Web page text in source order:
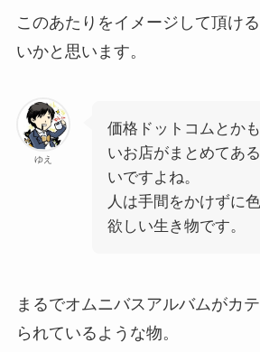
このあたりをイメージして頂け
いかと思います。
ゆえ
価格ドットコムとか
いお店がまとめてあ
いですよね。
人は手間をかけずに
欲しい生き物です。
まるでオムニバスアルバムがカ
られているような物。